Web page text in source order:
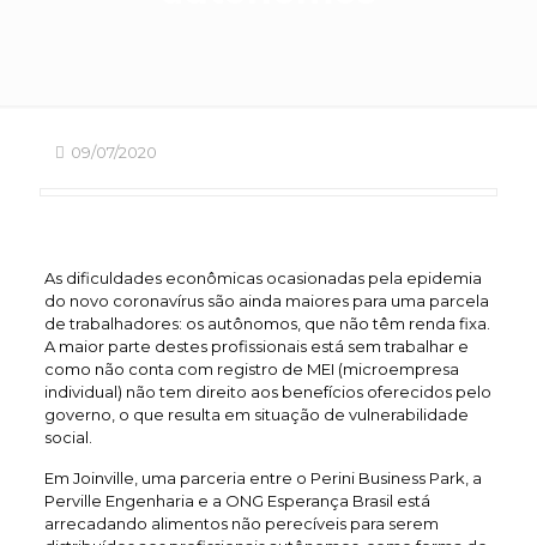
09/07/2020
As dificuldades econômicas ocasionadas pela epidemia
do novo coronavírus são ainda maiores para uma parcela
de trabalhadores: os autônomos, que não têm renda fixa.
A maior parte destes profissionais está sem trabalhar e
como não conta com registro de MEI (microempresa
individual) não tem direito aos benefícios oferecidos pelo
governo, o que resulta em situação de vulnerabilidade
social.
Em Joinville, uma parceria entre o Perini Business Park, a
Perville Engenharia e a ONG Esperança Brasil está
arrecadando alimentos não perecíveis para serem